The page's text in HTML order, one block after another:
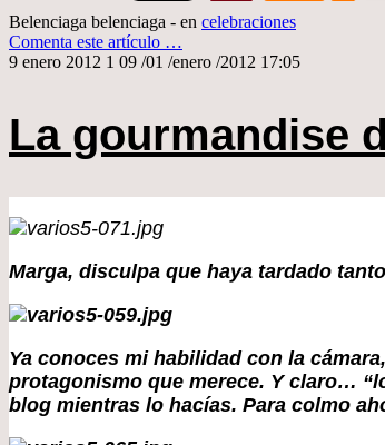
Belenciaga belenciaga - en celebraciones
Comenta este artículo …
9 enero 2012 1 09 /01 /enero /2012 17:05
La gourmandise
Marga, disculpa que haya tardado
Ya conoces mi habilidad con la
protagonismo que merece. Y claro…
blog mientras lo hacías. Para colmo